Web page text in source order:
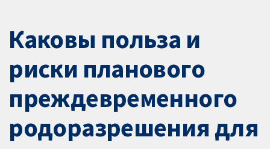
Каковы польза и
риски планового
преждевременного
родоразрешения для